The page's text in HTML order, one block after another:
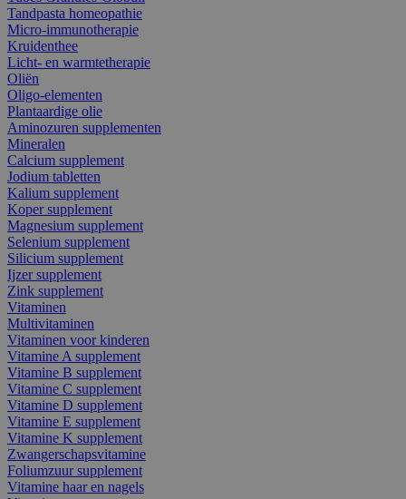
Tandpasta homeopathie
Micro-immunotherapie
Kruidenthee
Licht- en warmtetherapie
Oliën
Oligo-elementen
Plantaardige olie
Aminozuren supplementen
Mineralen
Calcium supplement
Jodium tabletten
Kalium supplement
Koper supplement
Magnesium supplement
Selenium supplement
Silicium supplement
Ijzer supplement
Zink supplement
Vitaminen
Multivitaminen
Vitaminen voor kinderen
Vitamine A supplement
Vitamine B supplement
Vitamine C supplement
Vitamine D supplement
Vitamine E supplement
Vitamine K supplement
Zwangerschapsvitamine
Foliumzuur supplement
Vitamine haar en nagels